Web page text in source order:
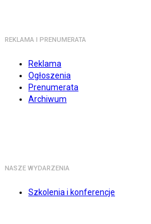
REKLAMA I PRENUMERATA
Reklama
Ogłoszenia
Prenumerata
Archiwum
NASZE WYDARZENIA
Szkolenia i konferencje